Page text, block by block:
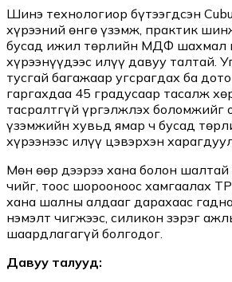
Шинэ технологиор бүтээгдсэн
хүрээний өнгө үзэмж, практик
бусад ижил төрлийн МДФ шахмал
хүрээнүүдээс илүү давуу талтай.
тусгай багажаар угсрагдах ба
гаргахдаа 45 градусаар тасалж
тасралтгүй үргэлжлэх боломжийг
үзэмжийн хувьд ямар ч бусад
хүрээнээс илүү цэвэрхэн
Мөн өөр дээрээ хана болон шалтай
чийг, тоос шорооноос хамгаалах
хана шалны алдааг дарахаас
нэмэлт чигжээс, силикон зэрэг
шаардлагагүй болгодог.
Давуу талууд: